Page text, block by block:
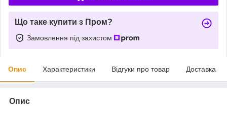
Що таке купити з Пром?
Замовлення під захистом
Опис Характеристики Відгуки про товар Доставка
Опис